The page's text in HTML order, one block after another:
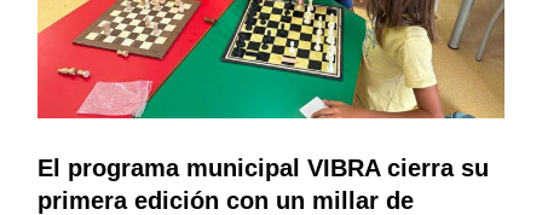
El programa municipal VIBRA cierra su
primera edición con un millar de